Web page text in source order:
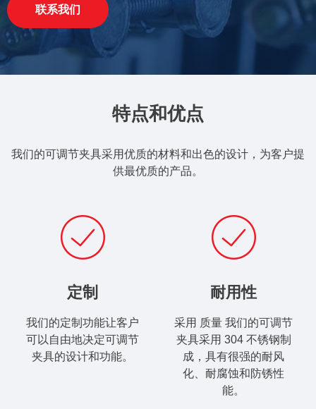
联系我们
特点和优点
我们的可调节夹具采用优质的材料和出色的设计，为客户提
供最优质的产品。
定制
我们的定制功能让客户
可以自由地决定可调节
夹具的设计和功能。
耐用性
采用 质量 ​ 我们的可调节
夹具采用 304 不锈钢制
成，具有很强的耐风
化、耐腐蚀和防锈性
能。